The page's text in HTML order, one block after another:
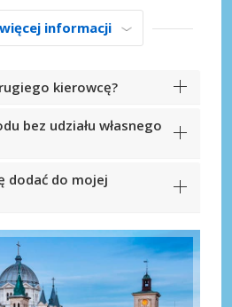
informacji
kierowcę?
bez udziału własnego
dodać do mojej